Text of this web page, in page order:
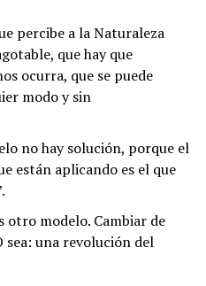
percibe a la Naturaleza
que hay que
ocurra, que se puede
modo y sin
no hay solución, porque el
están aplicando es el que
otro modelo. Cambiar de
sea: una revolución del